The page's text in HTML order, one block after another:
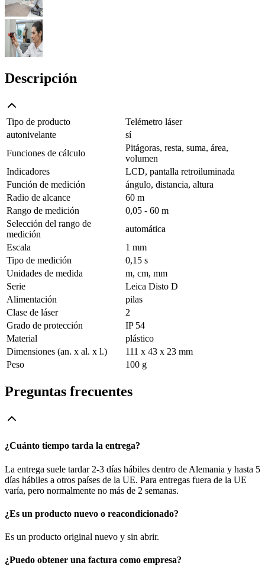
Descripción
Tipo de producto
Telémetro láser
autonivelante
sí
Funciones de cálculo
Pitágoras, resta, suma, área,
volumen
Indicadores
LCD, pantalla retroiluminada
Función de medición
ángulo, distancia, altura
Radio de alcance
60 m
Rango de medición
0,05 - 60 m
Selección del rango de
medición
automática
Escala
1 mm
Tipo de medición
0,15 s
Unidades de medida
m, cm, mm
Serie
Leica Disto D
Alimentación
pilas
Clase de láser
2
Grado de protección
IP 54
Material
plástico
Dimensiones (an. x al. x l.)
111 x 43 x 23 mm
Peso
100 g
Preguntas frecuentes
¿Cuánto tiempo tarda la entrega?
La entrega suele tardar 2-3 días hábiles dentro de Alemania y hasta 5
días hábiles a otros países de la UE. Para entregas fuera de la UE
varía, pero normalmente no más de 2 semanas.
¿Es un producto nuevo o reacondicionado?
Es un producto original nuevo y sin abrir.
¿Puedo obtener una factura como empresa?